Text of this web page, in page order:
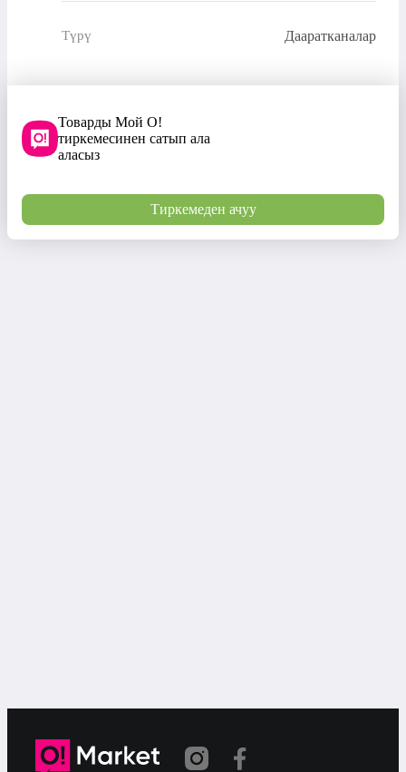
Түрү Дааратканалар
Товарды Мой О!
тиркемесинен сатып ала
аласыз
Тиркемеден ачуу